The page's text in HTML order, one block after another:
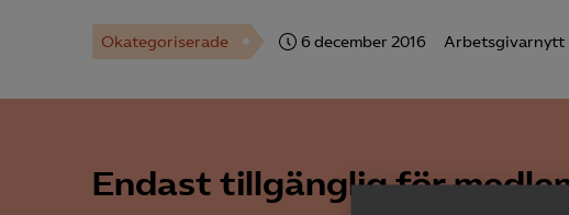
Okategoriserade 6 december 2016 Arbetsgivarnytt
Endast tillgänglig för